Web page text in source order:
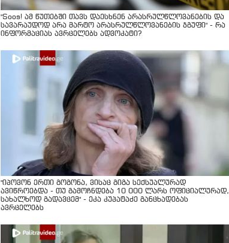
"Soos! ამ წუთებში თავს დაესხნენ არასრულწლოვანების და
სავარაუდოდ არა მარტო არასრულწლოვანების ჯგუფი" - რა
ინფორმაციას ავრცელებს ადვოკატი?
"იპოვონ ერთი გოგონა, ვისაც გიგა სექსუალურად
ავიწროებდა - თუ გამოჩნდება 10 000 ლარს ოფიციალურად,
სახალხოდ გადავცემ" - ეკა კუპატაძე განცხადებას
ავრცელებს